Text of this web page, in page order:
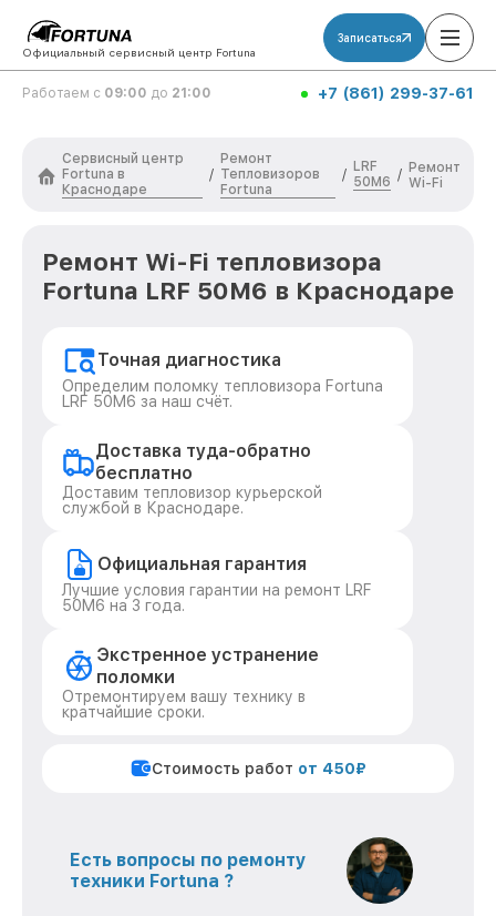
Официальный сервисный центр Fortuna
Записаться
Работаем с 09:00 до 21:00 +7 (861) 299-37-61
Сервисный центр
Fortuna в
Краснодаре
/
Ремонт
Тепловизоров
Fortuna
/
LRF
50M6 / Ремонт
Wi-Fi
Ремонт Wi-Fi тепловизора
Fortuna LRF 50M6 в Краснодаре
Точная диагностика
Определим поломку тепловизора Fortuna
LRF 50M6 за наш счёт.
Доставка туда-обратно
бесплатно
Доставим тепловизор курьерской
службой в Краснодаре.
Официальная гарантия
Лучшие условия гарантии на ремонт LRF
50M6 на 3 года.
Экстренное устранение
поломки
Отремонтируем вашу технику в
кратчайшие сроки.
Стоимость работ от 450₽
Есть вопросы по ремонту
техники Fortuna ?